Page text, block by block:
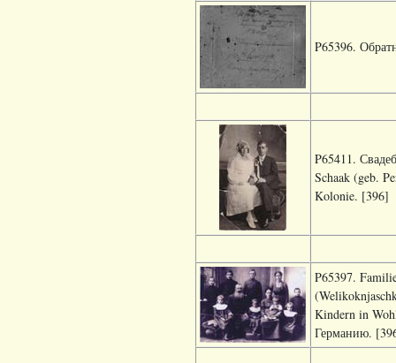
P65396.
P65411.
Schaak (geb.
Kolonie. [396]
P65397.
Kindern in
Германию.